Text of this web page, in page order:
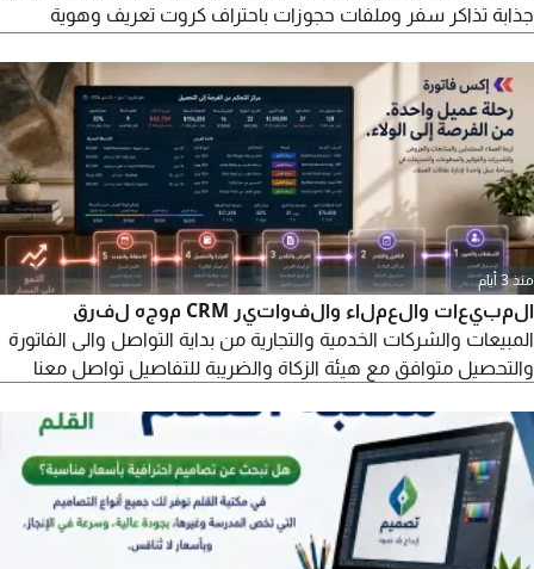
جذابة تذاكر سفر وملفات حجوزات باحتراف كروت تعريف وهوية
ومواد دعائية تعزز علامتك جودة طباعة عالية تصاميم احترافية تسليم
سريع لأن العميل يبدأ رحلته من أول ورقة يشوفها تواصل معنا الآن
منذ 3 أيام
المبيعات والعملاء والفواتير CRM موجه لفرق
المبيعات والشركات الخدمية والتجارية من بداية التواصل والى الفاتورة
والتحصيل متوافق مع هيئة الزكاة والضريبة للتفاصيل تواصل معنا